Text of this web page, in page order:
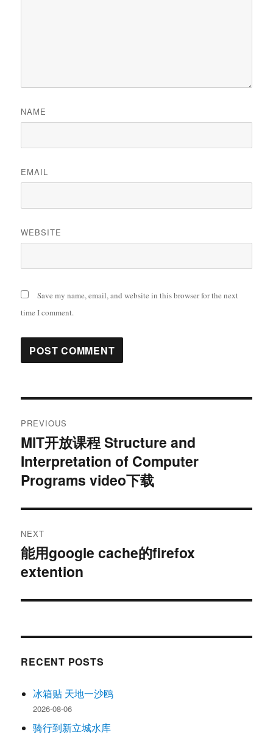
NAME
EMAIL
WEBSITE
Save my name, email, and website in this browser for the next
time I comment.
navigation
PREVIOUS
Previous
post:
MIT开放课程 Structure and
Interpretation of Computer
Programs video下载
NEXT
Next
post:
能用google cache的firefox
extention
RECENT POSTS
冰箱贴 天地一沙鸥
2026-08-06
骑行到新立城水库